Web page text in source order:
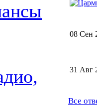
08 Сен
31 Авг
Все